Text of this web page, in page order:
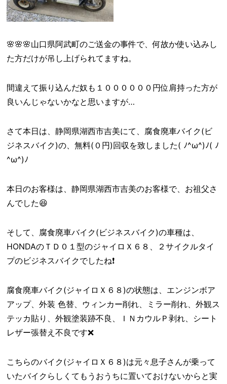
🌸🌸🌸山口県阿武町のご送金の事件で、何故か使い込みし
た方だけが吊し上げられてますね。
間違えて振り込んだ奴も１００００００円位肩持った方が
良いんじゃないかなと思いますが…
さて本日は、静岡県湖西市吉美にて、腐食廃車バイク(ビ
ジネスバイク)の、無料(０円)回収を致しました( ﾉ^ω^)ﾉ( ﾉ
^ω^)ﾉ
本日のお客様は、静岡県湖西市吉美のお客様で、お祖父さ
んでした😆
そして、腐食廃車バイク(ビジネスバイク)の車種は、
HONDAのＴＤ０１型のジャイロＸ６８、２サイクルタイ
プのビジネスバイクでしたね❗
腐食廃車バイク(ジャイロＸ６８)の状態は、エンジンボア
アップ、外装 色替、ウィンカー削れ、ミラー削れ、外観ス
テッカ貼り、外観塗装跡不良、ＩＮカウルＰ剥れ、シート
レザー張替え不良です❌
こちらのバイク(ジャイロＸ６８)は元々息子さんが乗って
いたバイクらしくてもうおうちに置いておけないからと実